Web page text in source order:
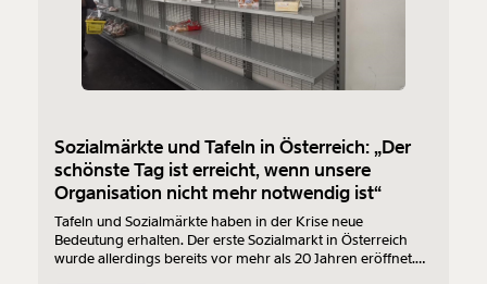
Sozialmärkte und Tafeln in Österreich: „Der
schönste Tag ist erreicht, wenn unsere
Organisation nicht mehr notwendig ist“
Tafeln und Sozialmärkte haben in der Krise neue
Bedeutung erhalten. Der erste Sozialmarkt in Österreich
wurde allerdings bereits vor mehr als 20 Jahren eröffnet.